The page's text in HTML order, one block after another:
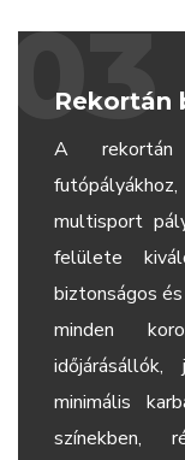
03
Rekortán
A rekortán
multisport
felülete
biztonságos
minden
minimális
színekben,